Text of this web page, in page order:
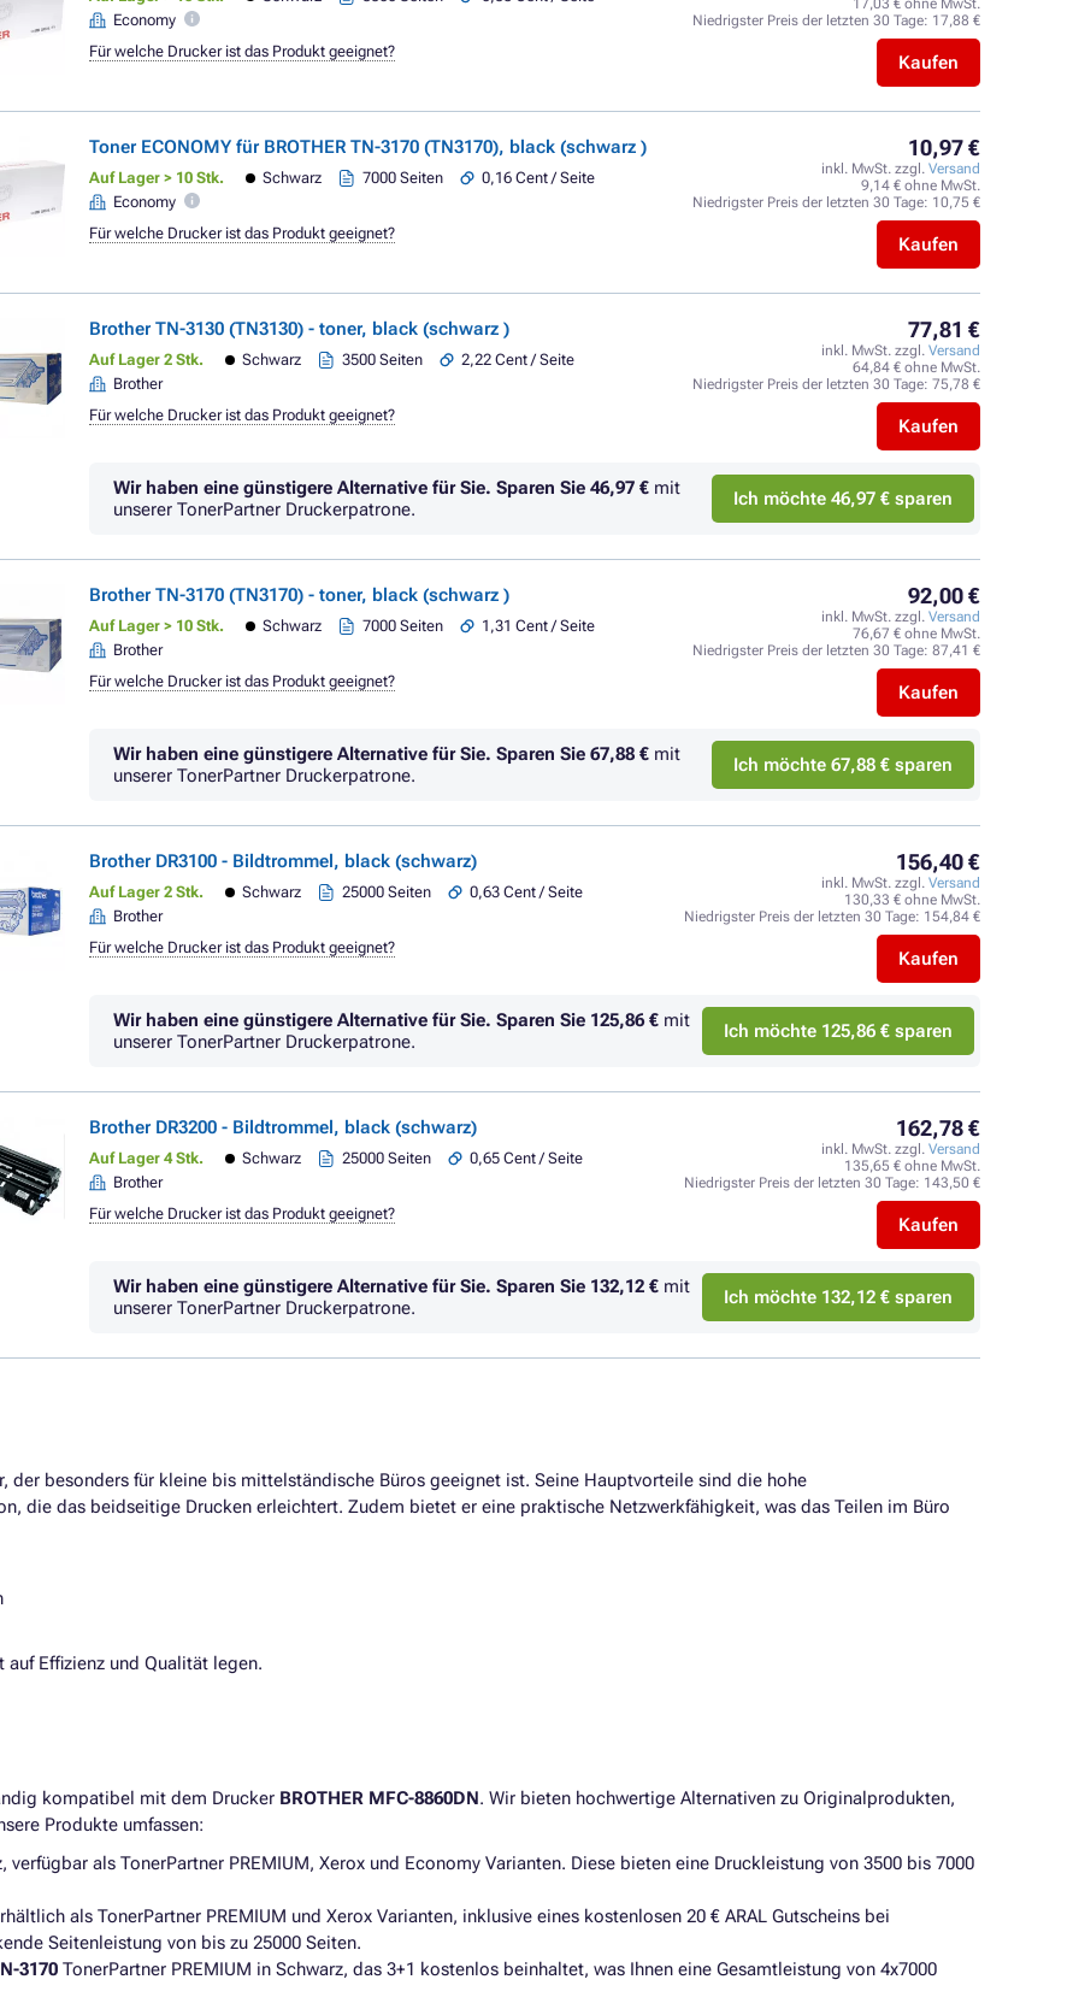
Economy
17,03 € ohne MwSt.
Niedrigster Preis der letzten 30 Tage: 17,88 €
Kaufen
Für welche Drucker ist das Produkt geeignet?
Toner ECONOMY für BROTHER TN-3170 (TN3170), black (schwarz )
Auf Lager > 10 Stk. Schwarz 7000 Seiten
0,16 Cent / Seite
Economy
10,97 €
inkl. MwSt. zzgl. Versand
9,14 € ohne MwSt.
Niedrigster Preis der letzten 30 Tage: 10,75 €
Kaufen
Für welche Drucker ist das Produkt geeignet?
Brother TN-3130 (TN3130) - toner, black (schwarz )
Auf Lager 2 Stk. Schwarz 3500 Seiten
2,22 Cent / Seite
Brother
77,81 €
inkl. MwSt. zzgl. Versand
64,84 € ohne MwSt.
Niedrigster Preis der letzten 30 Tage: 75,78 €
Kaufen
Für welche Drucker ist das Produkt geeignet?
Wir haben eine günstigere Alternative für Sie. Sparen Sie 46,97 € mit
unserer TonerPartner Druckerpatrone.
Ich möchte 46,97 € sparen
Brother TN-3170 (TN3170) - toner, black (schwarz )
Auf Lager > 10 Stk. Schwarz 7000 Seiten
1,31 Cent / Seite
Brother
92,00 €
inkl. MwSt. zzgl. Versand
76,67 € ohne MwSt.
Niedrigster Preis der letzten 30 Tage: 87,41 €
Kaufen
Für welche Drucker ist das Produkt geeignet?
Wir haben eine günstigere Alternative für Sie. Sparen Sie 67,88 € mit
unserer TonerPartner Druckerpatrone.
Ich möchte 67,88 € sparen
Brother DR3100 - Bildtrommel, black (schwarz)
Auf Lager 2 Stk. Schwarz 25000 Seiten
0,63 Cent / Seite
Brother
156,40 €
inkl. MwSt. zzgl. Versand
130,33 € ohne MwSt.
Niedrigster Preis der letzten 30 Tage: 154,84 €
Kaufen
Für welche Drucker ist das Produkt geeignet?
Wir haben eine günstigere Alternative für Sie. Sparen Sie 125,86 € mit
unserer TonerPartner Druckerpatrone.
Ich möchte 125,86 € sparen
Brother DR3200 - Bildtrommel, black (schwarz)
Auf Lager 4 Stk. Schwarz 25000 Seiten
0,65 Cent / Seite
Brother
162,78 €
inkl. MwSt. zzgl. Versand
135,65 € ohne MwSt.
Niedrigster Preis der letzten 30 Tage: 143,50 €
Kaufen
Für welche Drucker ist das Produkt geeignet?
Wir haben eine günstigere Alternative für Sie. Sparen Sie 132,12 € mit
unserer TonerPartner Druckerpatrone.
Ich möchte 132,12 € sparen
der besonders für kleine bis mittelständische Büros geeignet ist. Seine Hauptvorteile sind die hohe
die das beidseitige Drucken erleichtert. Zudem bietet er eine praktische Netzwerkfähigkeit, was das Teilen im Büro
Effizienz und Qualität legen.
kompatibel mit dem Drucker BROTHER MFC-8860DN. Wir bieten hochwertige Alternativen zu Originalprodukten,
Produkte umfassen:
als TonerPartner PREMIUM, Xerox und Economy Varianten. Diese bieten eine Druckleistung von 3500 bis 7000
als TonerPartner PREMIUM und Xerox Varianten, inklusive eines kostenlosen 20 € ARAL Gutscheins bei
Seitenleistung von bis zu 25000 Seiten.
3170 TonerPartner PREMIUM in Schwarz, das 3+1 kostenlos beinhaltet, was Ihnen eine Gesamtleistung von 4x7000